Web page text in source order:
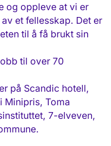
og oppleve at vi er
et fellesskap. Det er
til å få brukt sin
til over 70
på Scandic hotell,
Minipris, Toma
7-elveven,